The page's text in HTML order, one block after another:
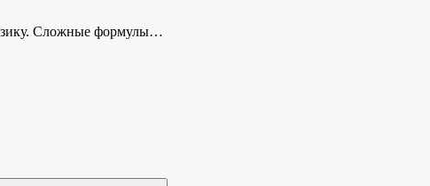
Сложные формулы…